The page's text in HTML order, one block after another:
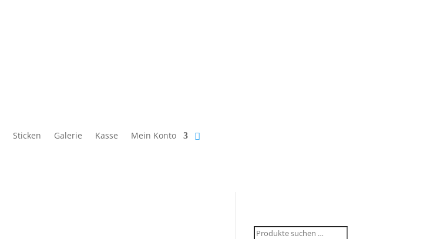
Sticken Galerie Kasse Mein Konto
Suchen